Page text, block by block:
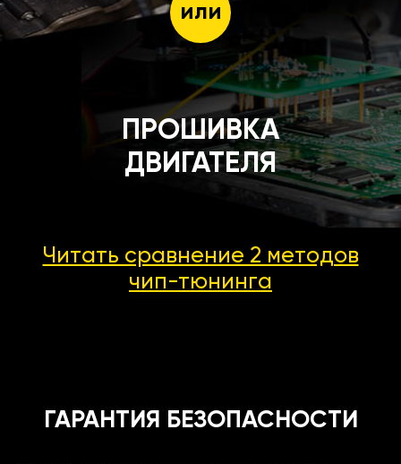
или
ПРОШИВКА
ДВИГАТЕЛЯ
Читать сравнение 2 методов
чип-тюнинга
ГАРАНТИЯ БЕЗОПАСНОСТИ